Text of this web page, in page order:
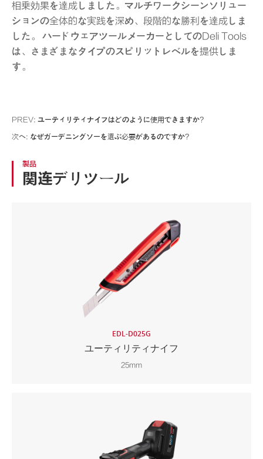
相乗効果を達成しました。マルチワークシーンソリュー
ションの全体的な実践を深め、段階的な勝利を達成しま
した。 ハードウェアツールメーカーとしてのDeli Tools
は、さまざまなタイプのスピリットレベルを提供しま
す。
PREV: ユーティリティナイフはどのように使用できますか?
次へ: なぜガーデニングソーを選ぶ必要があるのですか?
製品
関连デリツール
EDL-D025G
ユーティリティナイフ
25mm